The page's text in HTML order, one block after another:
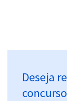
Deseja